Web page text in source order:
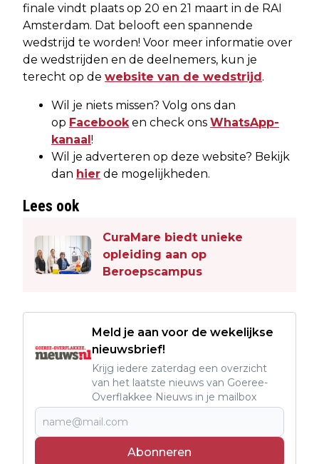
finale vindt plaats op 20 en 21 maart in de RAI
Amsterdam. Dat belooft een spannende
wedstrijd te worden! Voor meer informatie over
de wedstrijden en de deelnemers, kun je
terecht op de website van de wedstrijd.
Wil je niets missen? Volg ons dan
op Facebooken check ons WhatsApp-
kanaal!
Wil je adverteren op deze website? Bekijk
dan hier de mogelijkheden.
Lees ook
CuraMare biedt unieke
opleiding aan op
Beroepscampus
Meld je aan voor de wekelijkse
nieuwsbrief!
Krijg iedere zaterdag een overzicht
van het laatste nieuws van Goeree-
Overflakkee Nieuws in je mailbox
Abonneren